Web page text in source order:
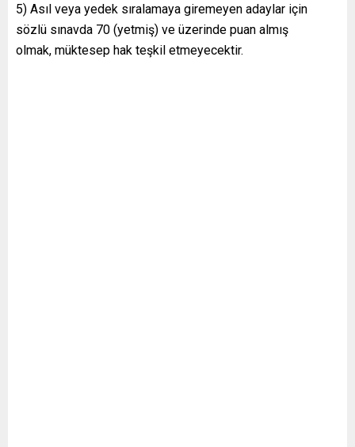
5) Asıl veya yedek sıralamaya giremeyen adaylar için
sözlü sınavda 70 (yetmiş) ve üzerinde puan almış
olmak, müktesep hak teşkil etmeyecektir.